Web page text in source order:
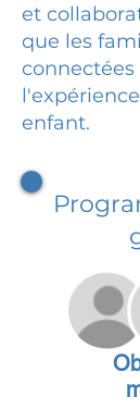
et
que les
enfant.